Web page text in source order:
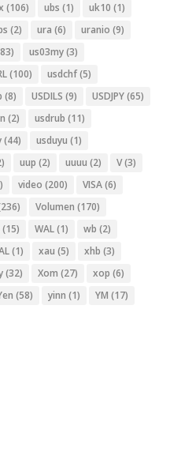
(106) ubs (1) uk10 (1)
(2) ura (6) uranio (9)
us03my(3)
(100) usdchf(5)
(8) USDILS (9) USDJPY(65)
(2) usdrub (11)
(44) usduyu (1)
uup (2) uuuu (2) V(3)
video (200) VISA(6)
Volumen (170)
(15) WAL(1) wb (2)
(1) xau (5) xhb (3)
(32) Xom (27) xop (6)
(58) yinn (1) YM (17)